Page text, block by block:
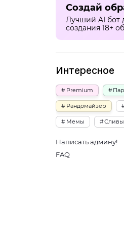
Создай
Лучший AI бот
создания 18+
Интересное
Premium
Рандомайзер
Мемы Сливы
Написать админу!
FAQ